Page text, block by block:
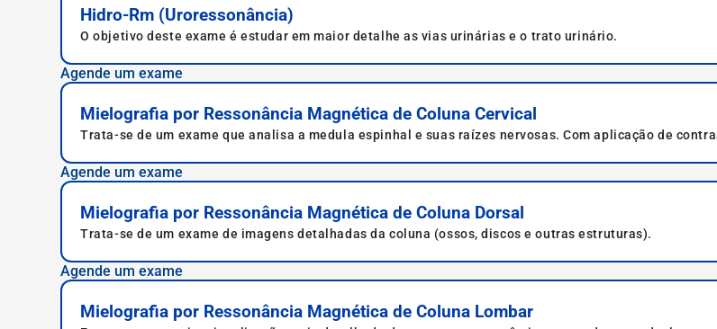
Hidro-Rm (Uroressonância)
O objetivo deste exame é estudar em maior detalhe as vias urinárias e o trato urinário.
Agende um exame
Mielografia por Ressonância Magnética de Coluna Cervical
Trata-se de um exame que analisa a medula espinhal e suas raízes nervosas. Com aplicação de
Agende um exame
Mielografia por Ressonância Magnética de Coluna Dorsal
Trata-se de um exame de imagens detalhadas da coluna (ossos, discos e outras estruturas).
Agende um exame
Mielografia por Ressonância Magnética de Coluna Lombar